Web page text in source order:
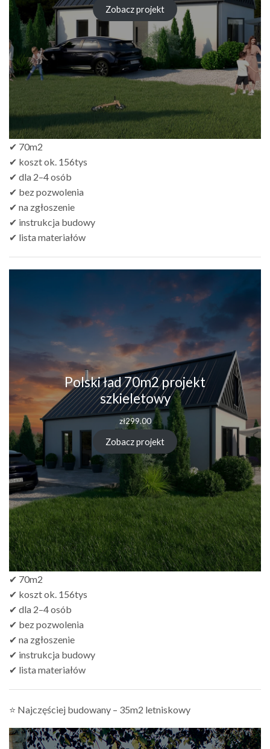
wynosiła:
zł499.00.
wynosi:
zł299.00.
Zobacz projekt
✔ 70m2
✔ koszt ok. 156tys
✔ dla 2–4 osób
✔ bez pozwolenia
✔ na zgłoszenie
✔ instrukcja budowy
✔ lista materiałów
Polski ład 70m2 projekt
szkieletowy
zł299.00
Zobacz projekt
✔ 70m2
✔ koszt ok. 156tys
✔ dla 2–4 osób
✔ bez pozwolenia
✔ na zgłoszenie
✔ instrukcja budowy
✔ lista materiałów
⭐ Najczęściej budowany – 35m2 letniskowy